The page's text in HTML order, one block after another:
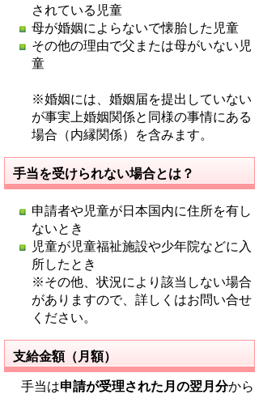
されている児童
母が婚姻によらないで懐胎した児童
その他の理由で父または母がいない児
童
※婚姻には、婚姻届を提出していない
が事実上婚姻関係と同様の事情にある
場合（内縁関係）を含みます。
手当を受けられない場合とは？
申請者や児童が日本国内に住所を有し
ないとき
児童が児童福祉施設や少年院などに入
所したとき
※その他、状況により該当しない場合
がありますので、詳しくはお問い合せ
ください。
支給金額（月額）
手当は申請が受理された月の翌月分から